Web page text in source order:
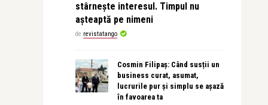
stârnește interesul. Timpul nu
așteaptă pe nimeni
de revistatango
Cosmin Filipaș: Când susții un
business curat, asumat,
lucrurile pur și simplu se așază
în favoarea ta